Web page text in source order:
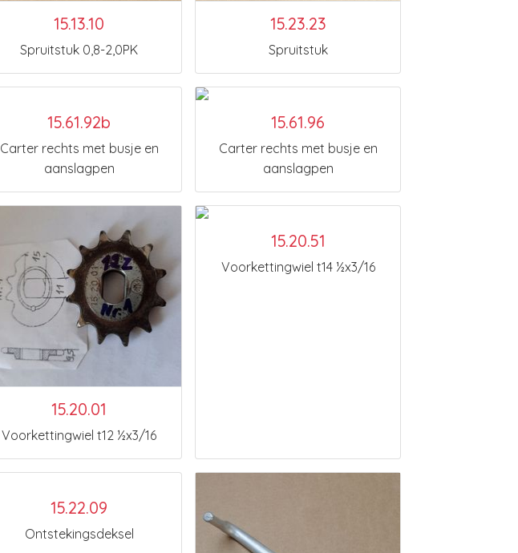
15.13.10
Spruitstuk 0,8-2,0PK
15.23.23
Spruitstuk
15.61.92b
Carter rechts met busje en
aanslagpen
15.61.96
Carter rechts met busje en
aanslagpen
15.20.01
Voorkettingwiel t12 ½x3/16
15.20.51
Voorkettingwiel t14 ½x3/16
15.22.09
Ontstekingsdeksel